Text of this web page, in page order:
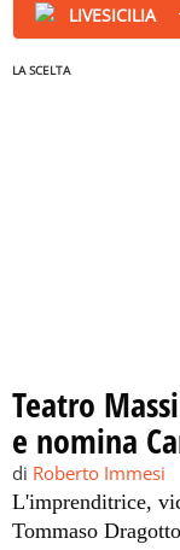
LA SCELTA
Teatro
e nomina
di Roberto Immesi
L'imprenditrice,
Tommaso Dragotto